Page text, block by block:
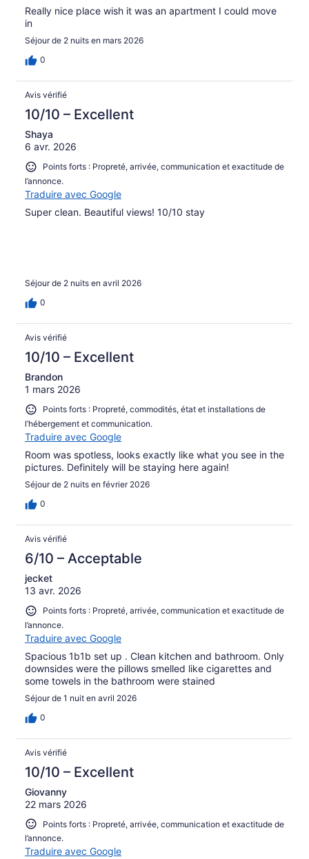
Really nice place wish it was an apartment I could move
in
Séjour de 2 nuits en mars 2026
0
Avis vérifié
10/10 – Excellent
Shaya
6 avr. 2026
Points forts : Propreté, arrivée, communication et exactitude de
l’annonce.
Traduire avec Google
Super clean. Beautiful views! 10/10 stay
Séjour de 2 nuits en avril 2026
0
Avis vérifié
10/10 – Excellent
Brandon
1 mars 2026
Points forts : Propreté, commodités, état et installations de
l’hébergement et communication.
Traduire avec Google
Room was spotless, looks exactly like what you see in the
pictures. Definitely will be staying here again!
Séjour de 2 nuits en février 2026
0
Avis vérifié
6/10 – Acceptable
jecket
13 avr. 2026
Points forts : Propreté, arrivée, communication et exactitude de
l’annonce.
Traduire avec Google
Spacious 1b1b set up . Clean kitchen and bathroom. Only
downsides were the pillows smelled like cigarettes and
some towels in the bathroom were stained
Séjour de 1 nuit en avril 2026
0
Avis vérifié
10/10 – Excellent
Giovanny
22 mars 2026
Points forts : Propreté, arrivée, communication et exactitude de
l’annonce.
Traduire avec Google